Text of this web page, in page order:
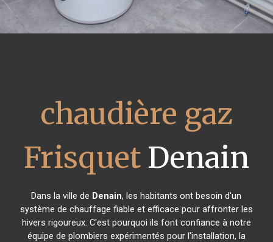
chaudière gaz
FrisquetDenain
Dans la ville de Denain, les habitants ont besoin d'un
système de chauffage fiable et efficace pour affronter les
hivers rigoureux. C'est pourquoi ils font confiance à notre
équipe de plombiers expérimentés pour l'installation, la